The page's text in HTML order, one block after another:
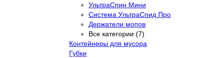
УльтраСпин Мини
Система УльтраСпид Про
Держатели мопов
Все категории (7)
Контейнеры для мусора
Губки